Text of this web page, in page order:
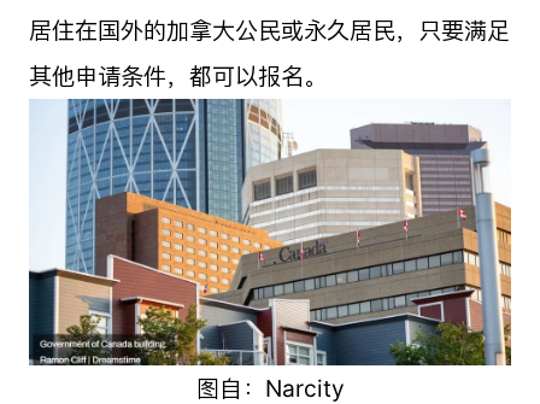
居住在国外的加拿大公民或永久居民，只要满足
其他申请条件，都可以报名。
图自：Narcity